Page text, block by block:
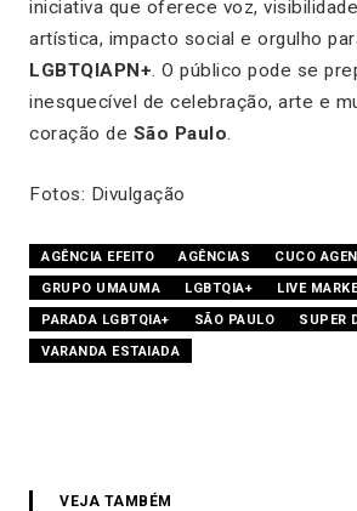
iniciativa que oferece voz,
artística, impacto social e orgulho
LGBTQIAPN+. O público pode se
inesquecível de celebração, arte e
coração de São Paulo.
Fotos: Divulgação
AGÊNCIA EFEITO AGÊNCIAS
CUCO
GRUPO UMAUMA
LGBTQIA+
LIVE
PARADA LGBTQIA+
SÃO PAULO
SUPER
VARANDA ESTAIADA
VEJA TAMBÉM